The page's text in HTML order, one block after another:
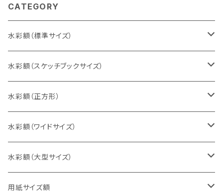
CATEGORY
水彩額（標準サイズ）
インチ判（203×254ミリ）
八切判（242×303ミリ）
太子判（288×379ミリ）
四切判（348×424ミリ）
大衣判（394×509ミリ）
水彩額（スケッチブックサイズ）
スケッチ4Ｆ（352×443ミリ）
スケッチ6Ｆ（458×550ミリ）
スケッチ8Ｆ（520×595ミリ）
スケッチ10Ｆ（595×670ミリ）
水彩額（正方形）
10cm正方形（100×100ミリ）
15cm正方形（150×150ミリ）
20cm正方形（200×200ミリ）
水彩額（ワイドサイズ）
15×30cm
20×40cm
水彩額（大型サイズ）
大判（660×850ミリ）
用紙サイズ額